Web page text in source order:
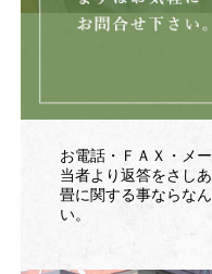
お電話・ＦＡＸ・メ
当者より返答をさし
畳に関する事ならな
い。